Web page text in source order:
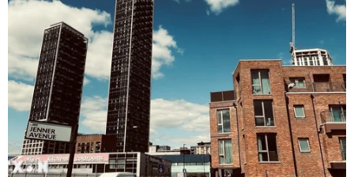
TIN CÙNG CHUYÊN MỤC
Cần Thơ thúc đẩy hợp tác du lịch với
đối tác Hàn Quốc
07/08/2026 12:46